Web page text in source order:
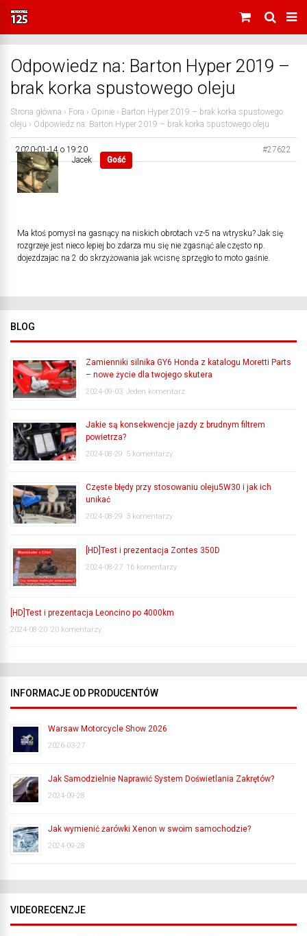
Odpowiedz na: Barton Hyper 2019 –
brak korka spustowego oleju
Strona główna › Fora › Opinie › Barton Hyper 2019 – brak korka spustowego
oleju › Odpowiedz na: Barton Hyper 2019 – brak korka spustowego oleju
2020-01-14 o 19:20
#27622
Jacek
Gość
Ma ktoś pomysł na gasnący na niskich obrotach vz-5 na wtrysku? Jak się
rozgrzeje jest nieco lepiej bo zdarza mu się nie zgasnąć ale często np.
dojezdzajac na 2 do skrzyżowania jak wcisnę sprzęgło to moto gaśnie.
BLOG
Zamienniki silnika GY6 Honda z katalogu Moretti Parts
– nowe życie dla twojego skutera
2024-09-03 Jeden komentarz
Jakie są konsekwencje jazdy z brudnym filtrem
powietrza?
2024-08-29 5 komentarzy
Częste błędy przy stosowaniu oleju5W30 i jak ich
unikać
2024-08-29 3 komentarzy
[HD]Test i prezentacja Zontes 350D
2024-08-27 16 komentarzy
[HD]Test i prezentacja Leoncino po 4000km
2024-08-20 20 komentarzy
INFORMACJE OD PRODUCENTÓW
Warsaw Motorcycle Show 2026
2026-03-27
Jak Samodzielnie Naprawić System Doświetlania Zakrętów?
2024-09-28
Jak wymienić żarówki Xenon w swoim samochodzie?
2024-09-28
VIDEORECENZJE